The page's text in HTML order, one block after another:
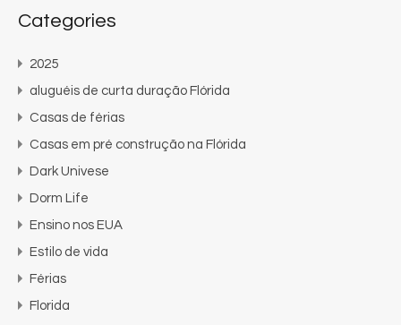
Categories
2025
aluguéis de curta duração Flórida
Casas de férias
Casas em pré construção na Flórida
Dark Univese
Dorm Life
Ensino nos EUA
Estilo de vida
Férias
Florida